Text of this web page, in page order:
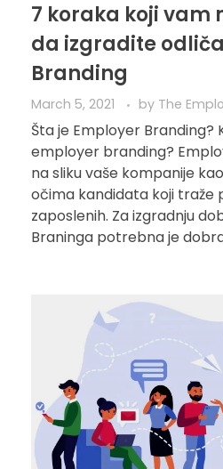
7 koraka koji vam
da izgradite
Branding
March 5, 2021 by The
Šta je Employer Branding?
employer branding?
na sliku vaše kompanije
očima kandidata koji traže
zaposlenih. Za izgradnju
Braninga potrebna je dobra